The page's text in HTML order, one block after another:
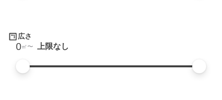
広さ
0㎡ 上限なし